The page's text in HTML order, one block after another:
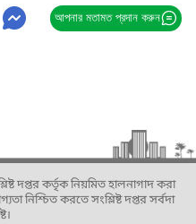
আপনার মতামত প্রদান করুন
দপ্তর কর্তৃক নিয়মিত হালনাগাদ করা
নিশ্চিত করতে সংশ্লিষ্ট দপ্তর সর্বদা